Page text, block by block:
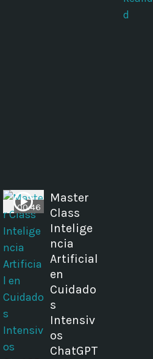
00:46
Master
Class
Intelige
ncia
Artificial
en
Cuidado
s
Intensiv
os
ChatGPT